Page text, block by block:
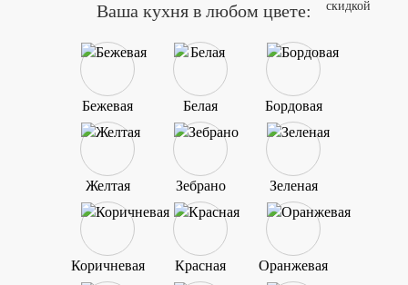
Ваша кухня в любом цвете:
Бежевая Белая Бордовая
Желтая Зебрано Зеленая
Коричневая Красная Оранжевая